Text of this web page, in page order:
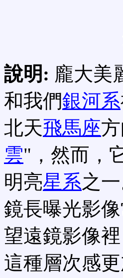
說明: 龐大美
和我們銀河系
北天飛馬座
雲"，然而，
明亮星系之
鏡長曝光影
望遠鏡影像
這種層次感